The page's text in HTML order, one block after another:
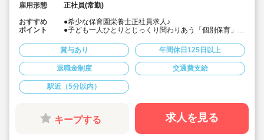
雇用形態
正社員(常勤)
おすすめ
ポイント
●希少な保育園栄養士正社員求人♪
●子ども一人ひとりとじっくり関わりあう「個別保育」を
●板橋区役所前駅徒歩3分！通勤ラクラク♪
●年間休日128日！福利厚生充実しているのでプライベー
トと両立しながらお仕事出来ます
賞与あり 年間休日125日以上
退職金制度 交通費支給
駅近（5分以内）
キープする 求人を見る